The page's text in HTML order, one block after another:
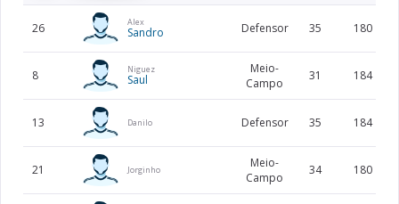
26 Alex
Sandro Defensor 35 180
8 Niguez
Saul
Meio-
Campo
31 184
13 Danilo Defensor 35 184
21 Jorginho
Meio-
Campo
34 180